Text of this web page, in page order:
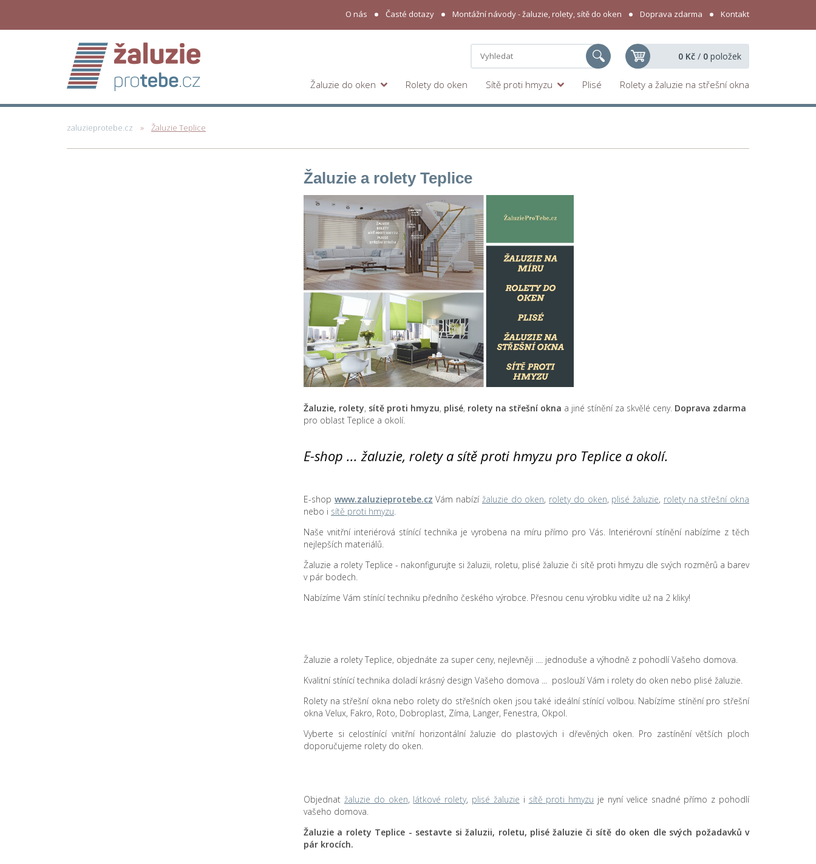
O nás Časté dotazy Montážní návody - žaluzie, rolety, sítě do oken Doprava zdarma Kontakt
0 Kč / 0 položek
Žaluzie do oken Rolety do oken Sítě proti hmyzu Plisé Rolety a žaluzie na střešní okna
zaluzieprotebe.cz Žaluzie Teplice
Žaluzie a rolety Teplice
Žaluzie, rolety, sítě proti hmyzu, plisé, rolety na střešní okna a jiné stínění za skvělé ceny. Doprava zdarma
pro oblast Teplice a okolí.
E-shop ... žaluzie, rolety a sítě proti hmyzu pro Teplice a okolí.
E-shop www.zaluzieprotebe.cz Vám nabízí žaluzie do oken, rolety do oken, plisé žaluzie, rolety na střešní okna
nebo i sítě proti hmyzu.
Naše vnitřní interiérová stínící technika je vyrobena na míru přímo pro Vás. Interiérovní stínění nabízíme z těch
nejlepších materiálů.
Žaluzie a rolety Teplice - nakonfigurujte si žaluzii, roletu, plisé žaluzie či sítě proti hmyzu dle svých rozměrů a barev
v pár bodech.
Nabízíme Vám stínící techniku předního českého výrobce. Přesnou cenu výrobku vidíte už na 2 kliky!
Žaluzie a rolety Teplice, objednáte za super ceny, nejlevněji .... jednoduše a výhodně z pohodlí Vašeho domova.
Kvalitní stínící technika doladí krásný design Vašeho domova ... poslouží Vám i rolety do oken nebo plisé žaluzie.
Rolety na střešní okna nebo rolety do střešních oken jsou také ideální stínící volbou. Nabízíme stínění pro střešní
okna Velux, Fakro, Roto, Dobroplast, Zíma, Langer, Fenestra, Okpol.
Vyberte si celostínící vnitřní horizontální žaluzie do plastových i dřevěných oken. Pro zastínění větších ploch
doporučujeme rolety do oken.
Objednat žaluzie do oken, látkové rolety, plisé žaluzie i sítě proti hmyzu je nyní velice snadné přímo z pohodlí
vašeho domova.
Žaluzie a rolety Teplice - sestavte si žaluzii, roletu, plisé žaluzie či sítě do oken dle svých požadavků v
pár krocích.